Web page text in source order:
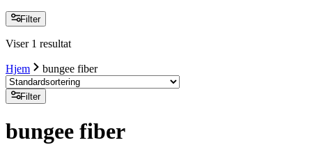
Filter
Viser 1 resultat
Hjem bungee fiber
Filter
bungee fiber